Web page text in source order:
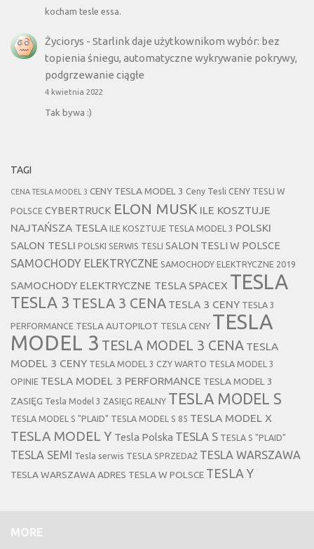
kocham tesle essa.
Życiorys - Starlink daje użytkownikom wybór: bez
topienia śniegu, automatyczne wykrywanie pokrywy,
podgrzewanie ciągłe
4 kwietnia 2022
Tak bywa :)
TAGI
CENA TESLA MODEL 3 CENY TESLA MODEL 3 Ceny Tesli CENY TESLI W
POLSCE CYBERTRUCK ELON MUSK ILE KOSZTUJE
NAJTAŃSZA TESLA ILE KOSZTUJE TESLA MODEL 3 POLSKI
SALON TESLI POLSKI SERWIS TESLI SALON TESLI W POLSCE
SAMOCHODY ELEKTRYCZNE SAMOCHODY ELEKTRYCZNE 2019
SAMOCHODY ELEKTRYCZNE TESLA SPACEX TESLA
TESLA 3 TESLA 3 CENA TESLA 3 CENY TESLA 3
PERFORMANCE TESLA AUTOPILOT TESLA CENY TESLA
MODEL 3 TESLA MODEL 3 CENA TESLA
MODEL 3 CENY TESLA MODEL 3 CZY WARTO TESLA MODEL 3
OPINIE TESLA MODEL 3 PERFORMANCE TESLA MODEL 3
ZASIĘG Tesla Model 3 ZASIĘG REALNY TESLA MODEL S
TESLA MODEL S "PLAID" TESLA MODEL S 85 TESLA MODEL X
TESLA MODEL Y Tesla Polska TESLA S TESLA S "PLAID"
TESLA SEMI Tesla serwis TESLA SPRZEDAŻ TESLA WARSZAWA
TESLA WARSZAWA ADRES TESLA W POLSCE TESLA Y
MORE